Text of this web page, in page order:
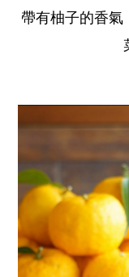
帶有柚子的香氣